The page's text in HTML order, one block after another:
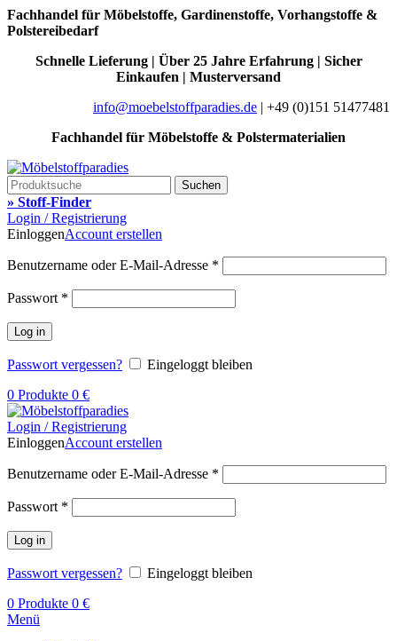
Fachhandel für Möbelstoffe, Gardinenstoffe, Vorhangstoffe &
Polstereibedarf
Schnelle Lieferung | Über 25 Jahre Erfahrung | Sicher
Einkaufen | Musterversand
info@moebelstoffparadies.de | +49 (0)151 51477481
Fachhandel für Möbelstoffe & Polstermaterialien
Suchen
» Stoff-Finder
Login / Registrierung
EinloggenAccount erstellen
Benutzername oder E-Mail-Adresse *
Passwort *
Log in
Passwort vergessen?
Eingeloggt bleiben
0 Produkte 0 €
Login / Registrierung
EinloggenAccount erstellen
Benutzername oder E-Mail-Adresse *
Passwort *
Log in
Passwort vergessen?
Eingeloggt bleiben
0 Produkte 0 €
Menü